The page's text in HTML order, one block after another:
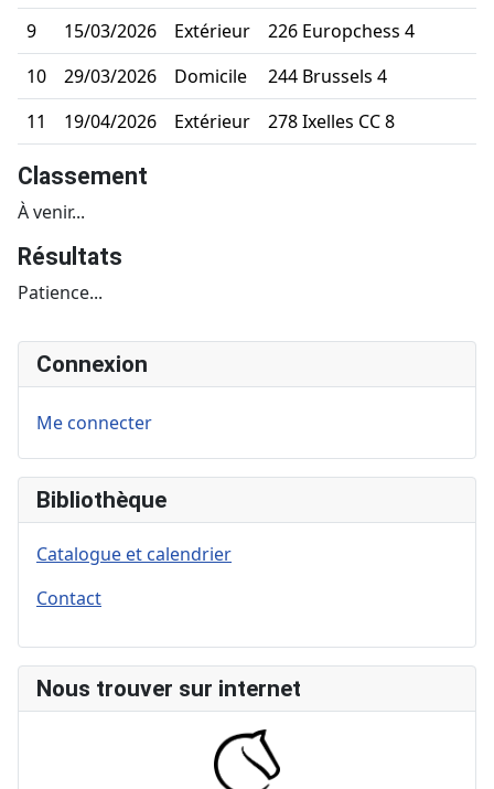
9
15/03/2026 Extérieur
226 Europchess 4
10
29/03/2026 Domicile
244 Brussels 4
11
19/04/2026 Extérieur 278 Ixelles CC 8
Classement
À venir...
Résultats
Patience...
Connexion
Me connecter
Bibliothèque
Catalogue et calendrier
Contact
Nous trouver sur internet